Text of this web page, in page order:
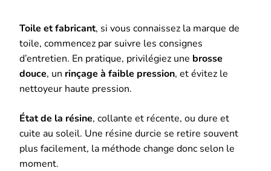
Toile et fabricant, si vous connaissez la marque de
toile, commencez par suivre les consignes
d’entretien. En pratique, privilégiez une brosse
douce, un rinçage à faible pression, et évitez le
nettoyeur haute pression.
État de la résine, collante et récente, ou dure et
cuite au soleil. Une résine durcie se retire souvent
plus facilement, la méthode change donc selon le
moment.